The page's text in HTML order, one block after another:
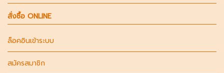
สั่งซื้อ ONLINE
ล็อคอินเข้าระบบ
สมัครสมาชิก